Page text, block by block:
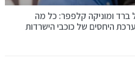
ברד ומוניקה קלפפר: כל מה
היחסים של כוכבי הישרדות